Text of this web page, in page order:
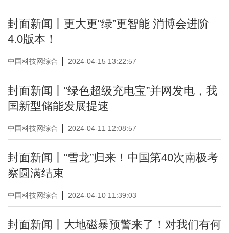
封面新闻丨更大更“绿”更智能 消博会进阶
4.0版本！
中国科技网综合 2024-04-15 13:22:57
封面新闻丨“绿色超级充电宝”并网发电，我
国新型储能发展提速
中国科技网综合 2024-04-11 12:08:57
封面新闻丨“雪龙”归来！中国第40次南极考
察圆满结束
中国科技网综合 2024-04-10 11:39:03
封面新闻丨大地磁暴预警来了！对我们有何